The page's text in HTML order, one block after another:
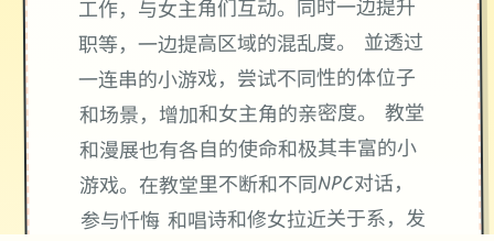
工作，与女主角们互动。同时一边提升
职等，一边提高区域的混乱度。 並透过
一连串的小游戏，尝试不同性的体位子
和场景，增加和女主角的亲密度。 教堂
和漫展也有各自的使命和极其丰富的小
游戏。在教堂里不断和不同NPC对话，
参与忏悔 和唱诗和修女拉近关于系，发